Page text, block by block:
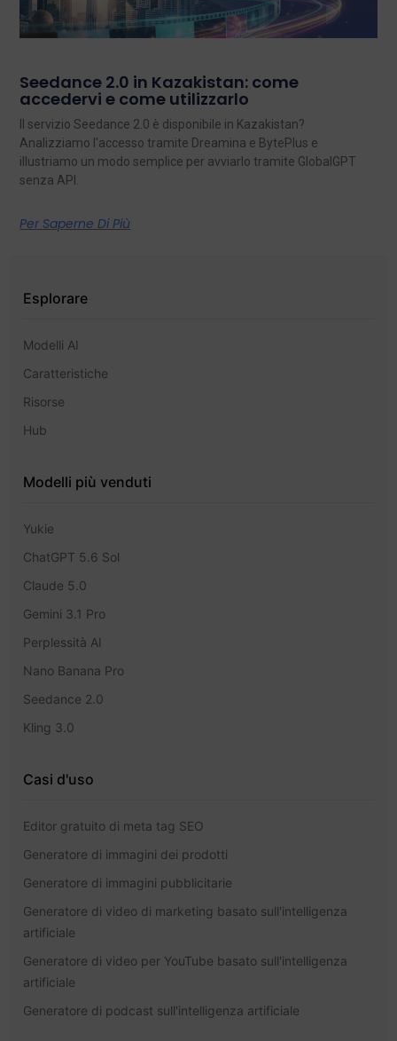
Seedance 2.0 in Kazakistan: come
accedervi e come utilizzarlo
Il servizio Seedance 2.0 è disponibile in Kazakistan?
Analizziamo l'accesso tramite Dreamina e BytePlus e
illustriamo un modo semplice per avviarlo tramite GlobalGPT
senza API.
Per Saperne Di Più
Esplorare
Modelli AI
Caratteristiche
Risorse
Hub
Modelli più venduti
Yukie
ChatGPT 5.6 Sol
Claude 5.0
Gemini 3.1 Pro
Perplessità AI
Nano Banana Pro
Seedance 2.0
Kling 3.0
Casi d'uso
Editor gratuito di meta tag SEO
Generatore di immagini dei prodotti
Generatore di immagini pubblicitarie
Generatore di video di marketing basato sull'intelligenza
artificiale
Generatore di video per YouTube basato sull'intelligenza
artificiale
Generatore di podcast sull'intelligenza artificiale